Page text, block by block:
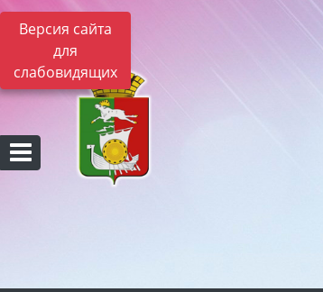
Версия сайта
для
слабовидящих